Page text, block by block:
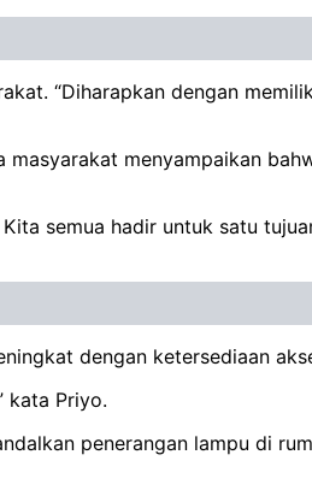
“Diharapkan dengan
menyampaikan
semua hadir untuk satu
dengan ketersediaan
kata Priyo.
penerangan lampu di